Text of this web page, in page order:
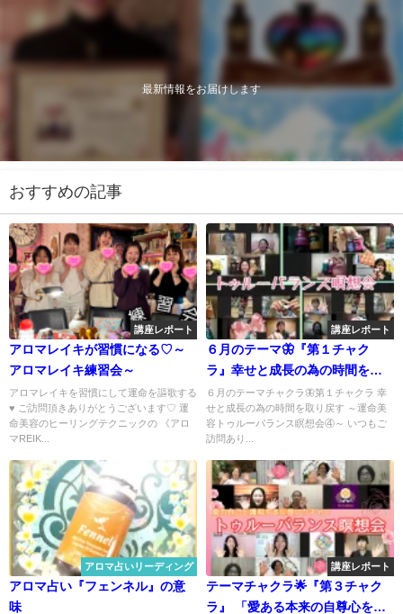
最新情報をお届けします
おすすめの記事
講座レポート
アロマレイキが習慣になる♡～
アロマレイキ練習会～
アロマレイキを習慣にして運命を謳歌する
♥ ご訪問頂きありがとうございます♡ 運
命美容のヒーリングテクニックの 《アロ
マREIK...
講座レポート
６月のテーマ🦋『第１チャク
ラ』幸せと成長の為の時間を取
り戻す～運命美容トゥルーバラ
ンス瞑想会④～
６月のテーマチャクラ🦋第１チャクラ 幸
せと成長の為の時間を取り戻す ～運命美
容トゥルーバランス瞑想会④～ いつもご
訪問あり...
アロマ占いリーディング
アロマ占い『フェンネル』の意
味
講座レポート
テーマチャクラ🌟『第３チャク
ラ』 「愛ある本来の自尊心を取